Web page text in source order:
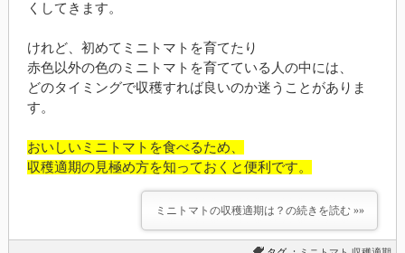
くしてきます。
けれど、初めてミニトマトを育てたり
赤色以外の色のミニトマトを育てている人の中には、
どのタイミングで収穫すれば良いのか迷うことがありま
す。
おいしいミニトマトを食べるため、
収穫適期の見極め方を知っておくと便利です。
ミニトマトの収穫適期は？の続きを読む »»